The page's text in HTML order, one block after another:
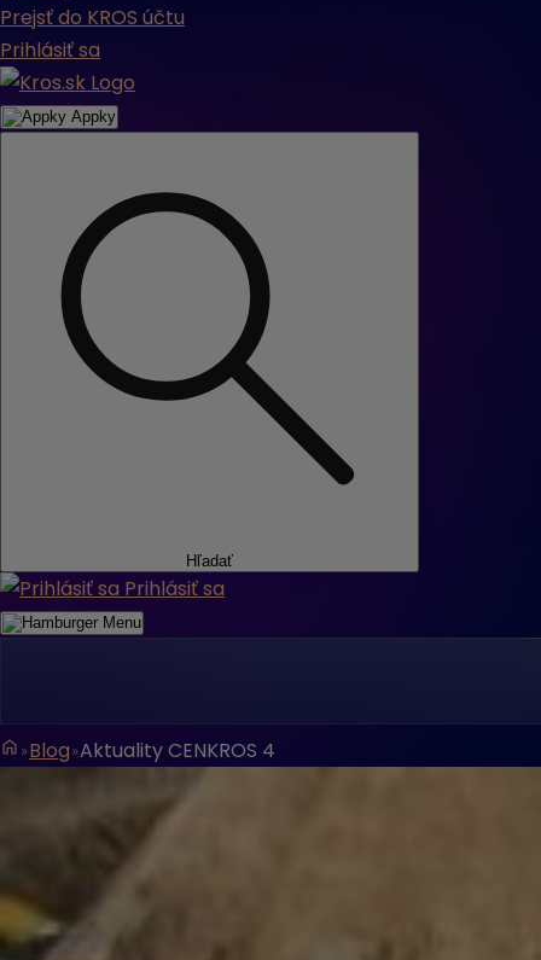
Prejsť do KROS účtu
Prihlásiť sa
Appky
Hľadať
Prihlásiť sa
Menu
Blog Aktuality CENKROS 4